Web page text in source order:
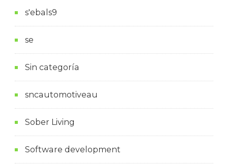
s'ebals9
se
Sin categoría
sncautomotiveau
Sober Living
Software development